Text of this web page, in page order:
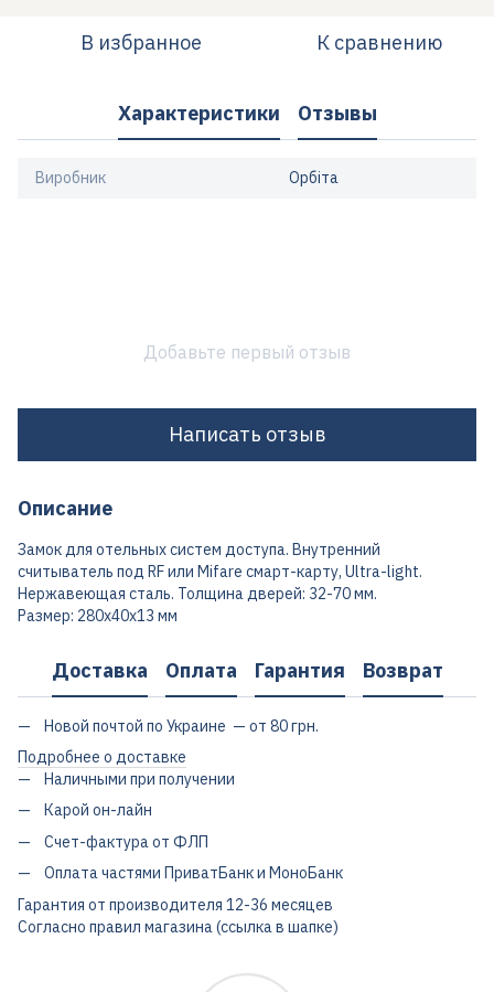
В избранное К сравнению
Характеристики Отзывы
Виробник Орбіта
Добавьте первый отзыв
Написать отзыв
Описание
Замок для отельных систем доступа. Внутренний
считыватель под RF или Mifare смарт-карту, Ultra-light.
Нержавеющая сталь. Толщина дверей: 32-70 мм.
Размер: 280x40x13 мм
Доставка Оплата Гарантия Возврат
Новой почтой по Украине — от 80 грн.
Подробнее о доставке
Наличными при получении
Карой он-лайн
Счет-фактура от ФЛП
Оплата частями ПриватБанк и МоноБанк
Гарантия от производителя 12-36 месяцев
Согласно правил магазина (ссылка в шапке)